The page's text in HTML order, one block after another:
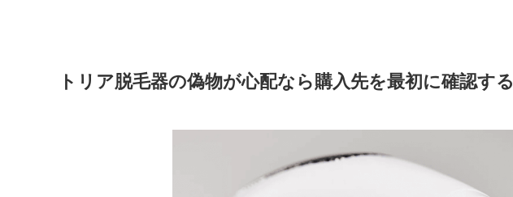
トリア脱毛器の偽物が心配なら購入先を最初に確認する